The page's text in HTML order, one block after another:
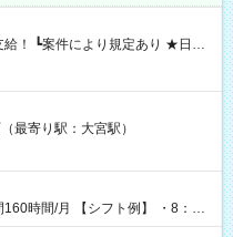
その日に現金GET♪ お仕事後はコ
す！ 【試用期間】試
最寄り駅：大宮駅）
ト例】 ・8：00